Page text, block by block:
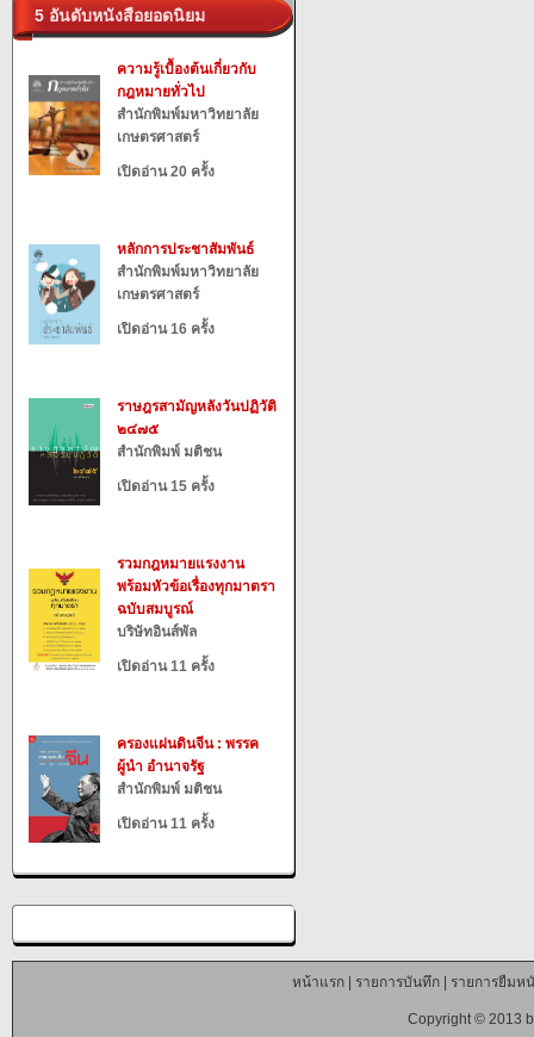
5 อันดับหนังสือยอดนิยม
ความรู้เบื้องต้นเกี่ยวกับ
กฎหมายทั่วไป
สำนักพิมพ์มหาวิทยาลัย
เกษตรศาสตร์
เปิดอ่าน 20 ครั้ง
หลักการประชาสัมพันธ์
สำนักพิมพ์มหาวิทยาลัย
เกษตรศาสตร์
เปิดอ่าน 16 ครั้ง
ราษฎรสามัญหลังวันปฏิวัติ
๒๔๗๕
สำนักพิมพ์ มติชน
เปิดอ่าน 15 ครั้ง
รวมกฎหมายแรงงาน
พร้อมหัวข้อเรื่องทุกมาตรา
ฉบับสมบูรณ์
บริษัทอินส์พัล
เปิดอ่าน 11 ครั้ง
ครองแผ่นดินจีน : พรรค
ผู้นำ อำนาจรัฐ
สำนักพิมพ์ มติชน
เปิดอ่าน 11 ครั้ง
หน้าแรก| รายการบันทึก| รายการยืมห
Copyright © 2013